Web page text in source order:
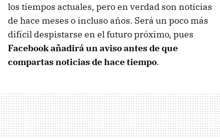
los tiempos actuales, pero en verdad son noticias
de hace meses o incluso años. Será un poco más
difícil despistarse en el futuro próximo, pues
Facebook añadirá un aviso antes de que
compartas noticias de hace tiempo.